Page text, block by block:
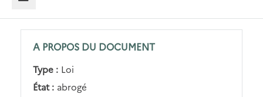
A PROPOS DU DOCUMENT
Type : Loi
État : abrogé